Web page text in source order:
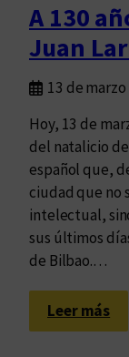
r
a
o
l
v
i
d
a
r
A 130
Juan
13 de
Hoy, 13 de
del natalicio
español que,
ciudad que no
intelectual,
sus últimos
de Bilbao.…
Leer más:
A